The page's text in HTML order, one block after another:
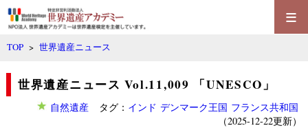
≡
TOP >世界遺産ニュース
世界遺産ニュース Vol.11,009 「UNESCO」
自然遺産タグ： インド デンマーク王国 フランス共和国
（2025-12-22更新）